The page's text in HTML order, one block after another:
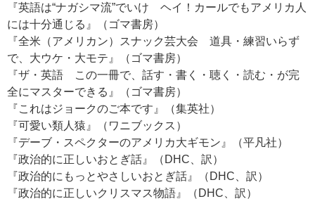
『英語は“ナガシマ流”でいけ ヘイ！カールでもアメリカ人
には十分通じる』（ゴマ書房）
『全米（アメリカン）スナック芸大会 道具・練習いらず
で、大ウケ・大モテ』（ゴマ書房）
『ザ・英語 この一冊で、話す・書く・聴く・読む・が完
全にマスターできる』（ゴマ書房）
『これはジョークのご本です』（集英社）
『可愛い類人猿』（ワニブックス）
『デーブ・スペクターのアメリカ大ギモン』（平凡社）
『政治的に正しいおとぎ話』（DHC、訳）
『政治的にもっとやさしいおとぎ話』（DHC、訳）
『政治的に正しいクリスマス物語』（DHC、訳）